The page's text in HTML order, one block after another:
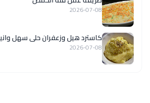
2026-07-08
كاسترد هيل وزعفران حلى سهل
2026-07-08